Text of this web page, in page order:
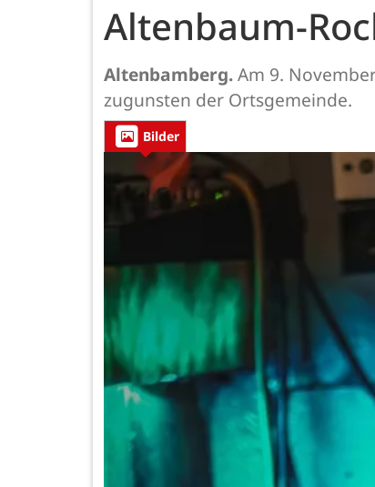
Altenbaum-
Altenbamberg.Am 9.
zugunsten der Ortsgemeinde.
Bilder